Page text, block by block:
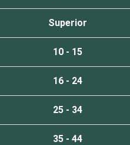
Superior
10 - 15
16 - 24
25 - 34
35 - 44